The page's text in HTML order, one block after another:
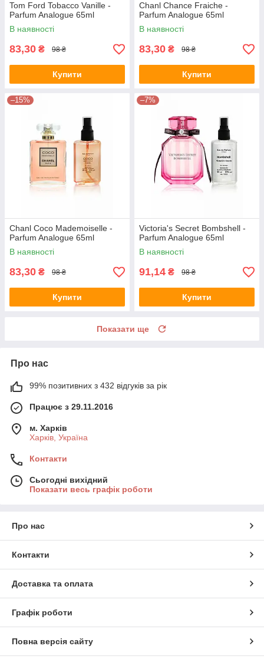
Tom Ford Tobacco Vanille -
Parfum Analogue 65ml
В наявності
83,30 ₴ 98 ₴
Купити
Chanl Chance Fraiche -
Parfum Analogue 65ml
В наявності
83,30 ₴ 98 ₴
Купити
–15%
Chanl Coco Mademoiselle -
Parfum Analogue 65ml
В наявності
83,30 ₴ 98 ₴
Купити
–7%
Victoria's Secret Bombshell -
Parfum Analogue 65ml
В наявності
91,14 ₴ 98 ₴
Купити
Показати ще
Про нас
99% позитивних з 432 відгуків за рік
Працює з 29.11.2016
м. Харків
Харків, Україна
Контакти
Сьогодні вихідний
Показати весь графік роботи
Про нас
Контакти
Доставка та оплата
Графік роботи
Повна версія сайту